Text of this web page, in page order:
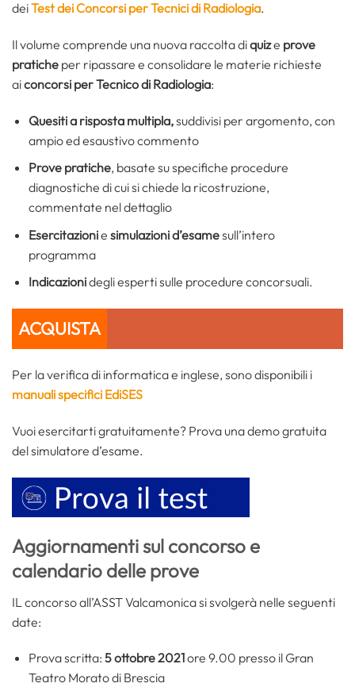
deiTest dei Concorsi per Tecnici di Radiologia.
Il volume comprende una nuova raccolta diquize prove
pratiche per ripassare e consolidare le materie richieste
aiconcorsi per Tecnico di Radiologia:
Quesiti a risposta multipla,suddivisi per argomento, con
ampio ed esaustivo commento
Prove pratiche, basate su specifiche procedure
diagnostiche di cui si chiede la ricostruzione,
commentate nel dettaglio
Esercitazionie simulazioni d’esamesull’intero
programma
Indicazionidegli esperti sulle procedure concorsuali.
ACQUISTA
Per la verifica di informatica e inglese, sono disponibili i
manuali specifici EdiSES
Vuoi esercitarti gratuitamente? Prova una demo gratuita
del simulatore d’esame.
Aggiornamenti sul concorso e
calendario delle prove
IL concorso all’ASST Valcamonica si svolgerà nelle seguenti
date:
Prova scritta: 5 ottobre 2021ore 9.00 presso il Gran
Teatro Morato di Brescia